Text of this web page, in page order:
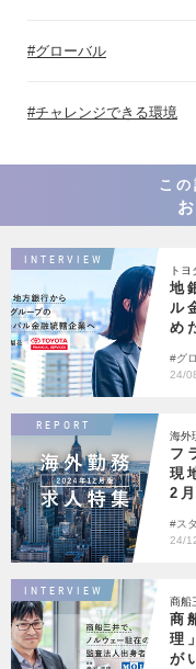
グローバル
チャレンジできる環境
こ
INTERVIEW
ト
地
ル
め
グ
大手
24/
REPORT
海外
フ
現
2月
ス
営業
24/
INTERVIEW
商船
商
理
が